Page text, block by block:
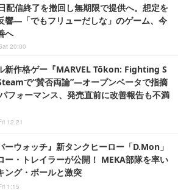
配信終了を撤回し無期限で提供へ。想定を
響―「でもフリューだしな」のゲーム、今
へ
20:00
新作格ゲー『MARVEL Tōkon: Fighting S
で“賛否両論”―オープンベータで指摘
フォーマンス、発売直前に改善報告も不満
12:21
ーウォッチ』新タンクヒーロー「D.Mon」
ー・トレイラーが公開！ MEKA部隊を率い
ング・ボールと激突
1:15